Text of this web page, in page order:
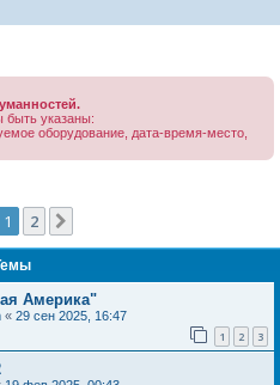
быть указаны:
оборудование, дата-время-место,
1 2
Америка"
« 29 сен 2025, 16:47
1 2 3